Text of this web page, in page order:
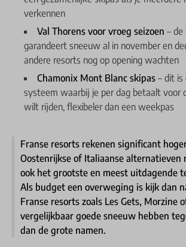
verkennen
Val Thorens voor vroeg seizoen – de
garandeert sneeuw al in november en
andere resorts nog op opening wachten
Chamonix Mont Blanc skipas – dit is
systeem waarbij je per dag betaalt voor
wilt rijden, flexibeler dan een weekpas
Franse resorts rekenen significant
Oostenrijkse of Italiaanse alternatieven
ook het grootste en meest uitdagende
Als budget een overweging is kijk dan
Franse resorts zoals Les Gets, Morzine
vergelijkbaar goede sneeuw hebben
dan de grote namen.